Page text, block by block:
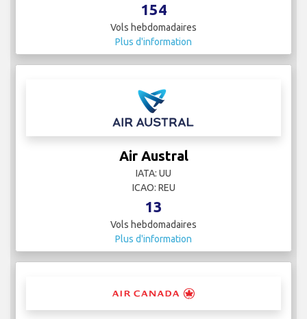
154
Vols hebdomadaires
Plus d'information
Air Austral
IATA: UU
ICAO: REU
13
Vols hebdomadaires
Plus d'information